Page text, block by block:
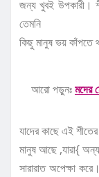
জন্য খুবই উপকারী।
তেমনি
কিছু মানুষ ভয় কাঁপতে
আরো পড়ুনঃমদের
যাদের কাছে এই
মানুষ আছে ,যারা{
সারারাত অপেক্ষা